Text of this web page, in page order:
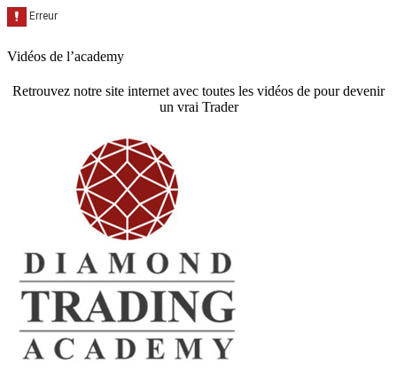
Vidéos de l’academy
Retrouvez notre site internet avec toutes les vidéos de pour devenir
un vrai Trader